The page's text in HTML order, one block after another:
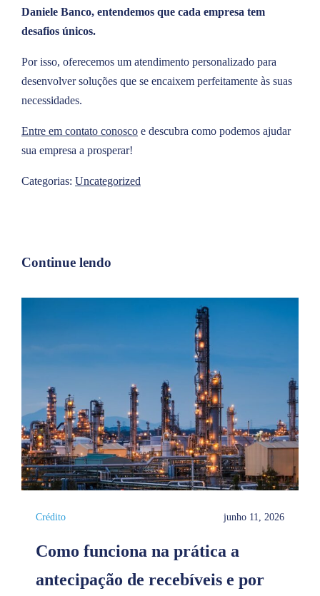
Daniele Banco, entendemos que cada empresa tem
desafios únicos.
Por isso, oferecemos um atendimento personalizado para
desenvolver soluções que se encaixem perfeitamente às suas
necessidades.
Entre em contato conosco e descubra como podemos ajudar
sua empresa a prosperar!
Categorias: Uncategorized
Continue lendo
Crédito junho 11, 2026
Como funciona na prática a
antecipação de recebíveis e por